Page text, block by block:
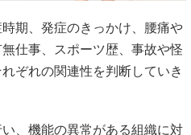
期、発症のきっかけ、腰痛や
仕事、スポーツ歴、事故や怪
ぞれの関連性を判断していき
、機能の異常がある組織に対